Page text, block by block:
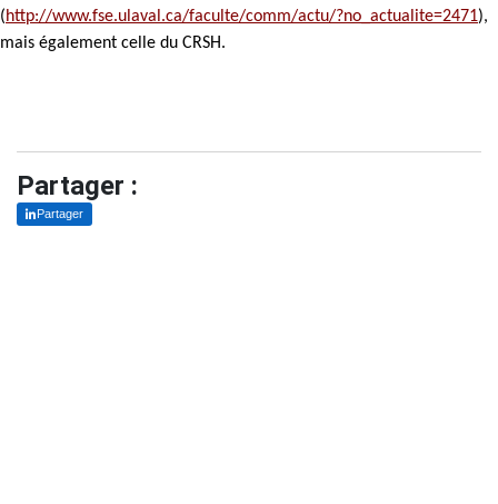
(http://www.fse.ulaval.ca/faculte/comm/actu/?no_actualite=2471),
mais également celle du CRSH.
Partager :
Partager